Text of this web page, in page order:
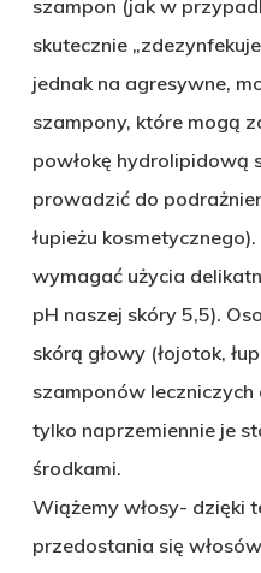
szampon (jak w
skutecznie
jednak na agresywne,
szampony, które mogą
powłokę hydrolipidową
prowadzić do
łupieżu
wymagać użycia
pH naszej skóry 5,5).
skórą głowy (łojotok,
szamponów
tylko naprzemiennie je
środkami.
Wiążemy włosy- dzięki
przedostania się